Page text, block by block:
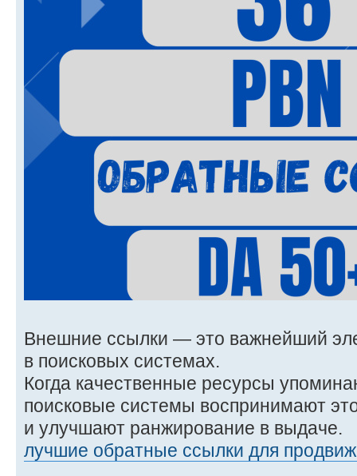
Внешние ссылки — это важнейший
в поисковых системах.
Когда качественные ресурсы
поисковые системы воспринимают
и улучшают ранжирование в выдаче.
лучшие обратные ссылки для